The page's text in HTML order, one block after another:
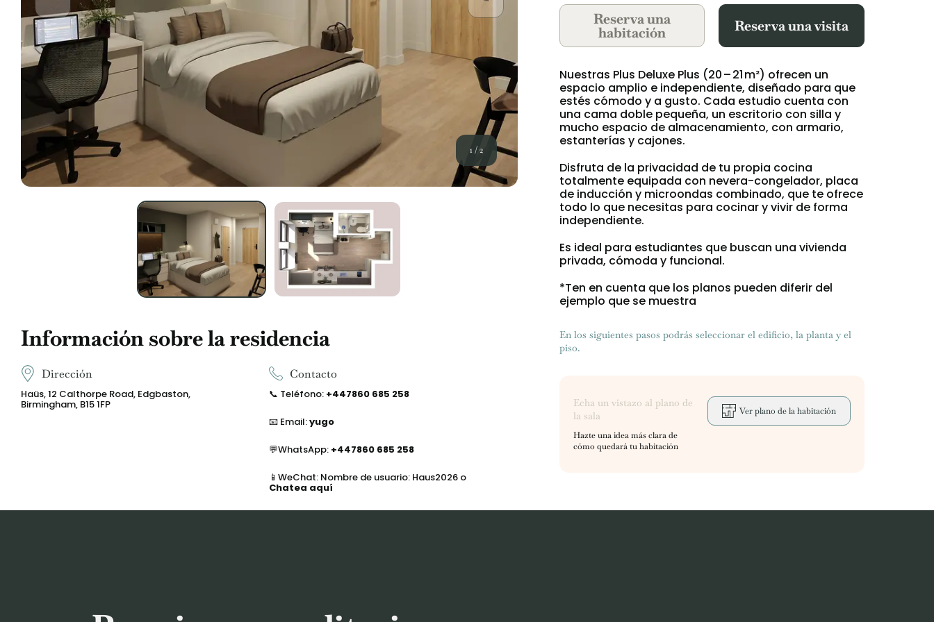
1/2
Información sobre la residencia
Dirección
Haüs, 12 Calthorpe Road, Edgbaston,
Birmingham, B15 1FP
Contacto
📞 Teléfono: +447860 685 258
📧 Email:yugo
💬WhatsApp: +447860 685 258
📱WeChat: Nombre de usuario: Haus2026 o
Chatea aquí
Reserva una
habitación Reserva una visita
Nuestras Plus Deluxe Plus (20 – 21 m²) ofrecen un
espacio amplio e independiente, diseñado para que
estés cómodo y a gusto. Cada estudio cuenta con
una cama doble pequeña, un escritorio con silla y
mucho espacio de almacenamiento, con armario,
estanterías y cajones.
Disfruta de la privacidad de tu propia cocina
totalmente equipada con nevera-congelador, placa
de inducción y microondas combinado, que te ofrece
todo lo que necesitas para cocinar y vivir de forma
independiente.
Es ideal para estudiantes que buscan una vivienda
privada, cómoda y funcional.
*Ten en cuenta que los planos pueden diferir del
ejemplo que se muestra
En los siguientes pasos podrás seleccionar el edificio, la planta y el
piso.
Echa un vistazo al plano de
la sala
Hazte una idea más clara de
cómo quedará tu habitación
Ver plano de la habitación